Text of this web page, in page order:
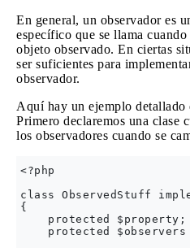
En general, un observador es
específico que se llama
objeto observado. En ciertas
ser suficientes para
observador.
Aquí hay un ejemplo detallado
Primero declaremos una clase
los observadores cuando se
<?php
class ObservedStuff
{
    protected $property;
protected $observers